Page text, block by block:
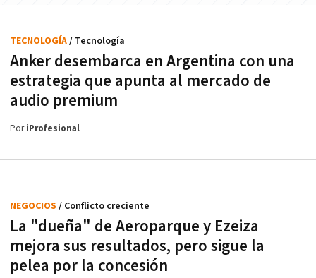
Anker desembarca en Argentina con una
estrategia que apunta al mercado de
audio premium
TECNOLOGÍA/ Tecnología
PoriProfesional
La "dueña" de Aeroparque y Ezeiza
mejora sus resultados, pero sigue la
pelea por la concesión
NEGOCIOS / Conflicto creciente